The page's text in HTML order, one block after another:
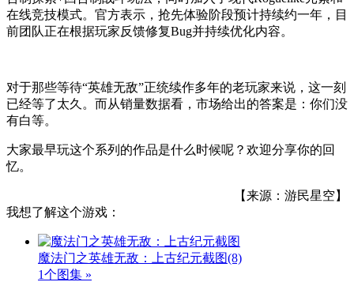
在线竞技模式。官方表示，抢先体验阶段预计持续约一年，目
前团队正在根据玩家反馈修复Bug并持续优化内容。
对于那些等待“英雄无敌”正统续作多年的老玩家来说，这一刻
已经等了太久。而从销量数据看，市场给出的答案是：你们没
有白等。
大家最早玩这个系列的作品是什么时候呢？欢迎分享你的回
忆。
【来源：游民星空】
我想了解这个游戏：
魔法门之英雄无敌：上古纪元截图(8)
1个图集 »